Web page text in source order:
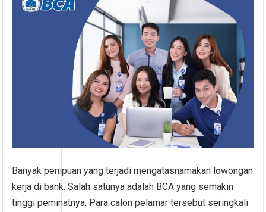
Banyak penipuan yang terjadi mengatasnamakan lowongan
kerja di bank. Salah satunya adalah BCA yang semakin
tinggi peminatnya. Para calon pelamar tersebut seringkali